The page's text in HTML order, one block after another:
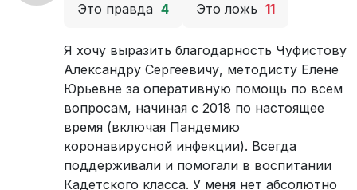
Это правда 4 Это ложь 11
Я хочу выразить благодарность Чуфистову
Александру Сергеевичу, методисту Елене
Юрьевне за оперативную помощь по всем
вопросам, начиная с 2018 по настоящее
время (включая Пандемию
коронавирусной инфекции). Всегда
поддерживали и помогали в воспитании
Кадетского класса. У меня нет абсолютно